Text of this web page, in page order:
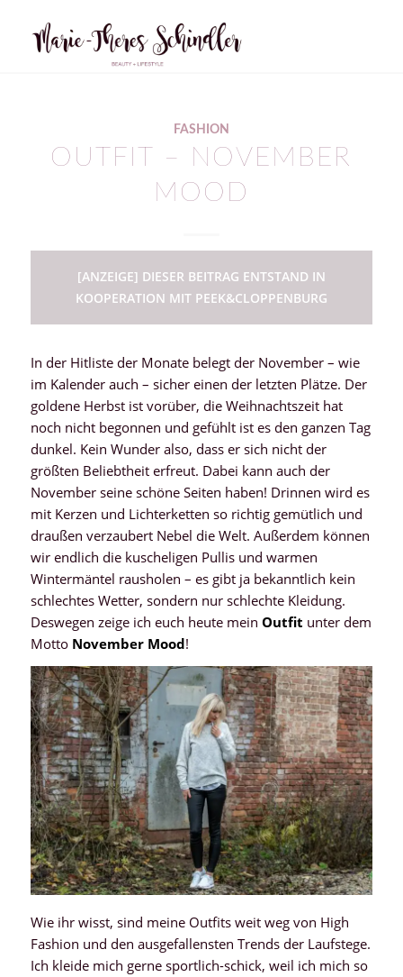
FASHION
OUTFIT – NOVEMBER
MOOD
[ANZEIGE] DIESER BEITRAG ENTSTAND IN
KOOPERATION MIT PEEK&CLOPPENBURG
In der Hitliste der Monate belegt der November – wie
im Kalender auch – sicher einen der letzten Plätze. Der
goldene Herbst ist vorüber, die Weihnachtszeit hat
noch nicht begonnen und gefühlt ist es den ganzen Tag
dunkel. Kein Wunder also, dass er sich nicht der
größten Beliebtheit erfreut. Dabei kann auch der
November seine schöne Seiten haben! Drinnen wird es
mit Kerzen und Lichterketten so richtig gemütlich und
draußen verzaubert Nebel die Welt. Außerdem können
wir endlich die kuscheligen Pullis und warmen
Wintermäntel rausholen – es gibt ja bekanntlich kein
schlechtes Wetter, sondern nur schlechte Kleidung.
Deswegen zeige ich euch heute mein Outfit unter dem
Motto November Mood!
Wie ihr wisst, sind meine Outfits weit weg von High
Fashion und den ausgefallensten Trends der Laufstege.
Ich kleide mich gerne sportlich-schick, weil ich mich so